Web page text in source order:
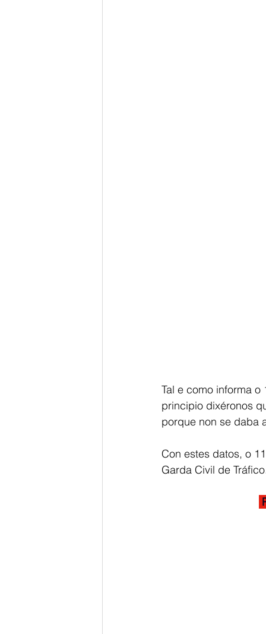
Tal e como informa
principio dixéronos
porque non se daba
Con estes datos, o
Garda Civil de